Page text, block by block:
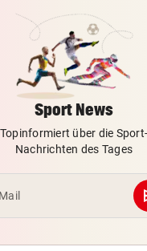
Sport News
Topinformiert über die Sport-
Nachrichten des Tages